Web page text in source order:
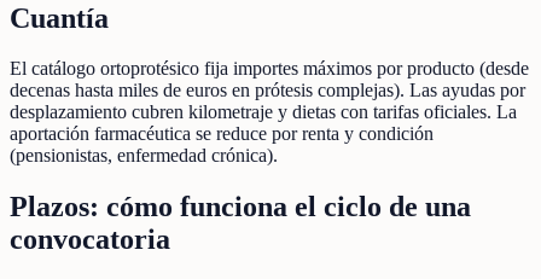
Cuantía
El catálogo ortoprotésico fija importes máximos por producto (desde
decenas hasta miles de euros en prótesis complejas). Las ayudas por
desplazamiento cubren kilometraje y dietas con tarifas oficiales. La
aportación farmacéutica se reduce por renta y condición
(pensionistas, enfermedad crónica).
Plazos: cómo funciona el ciclo de una
convocatoria